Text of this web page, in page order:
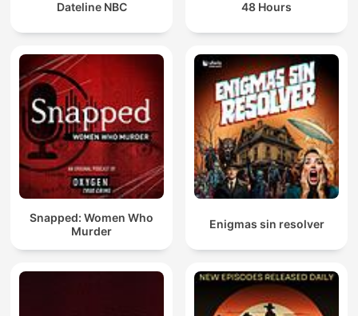
Dateline NBC 48 Hours
Snapped: Women Who
Murder
Enigmas sin resolver